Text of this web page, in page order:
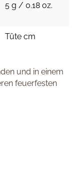
5 g / 0.18 oz.
Tüte cm
und in einem
feuerfesten